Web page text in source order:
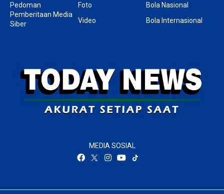
Pedoman
Pemberitaan Media
Siber
Foto
Video
Bola Nasional
Bola Internasional
MEDIA SOSIAL